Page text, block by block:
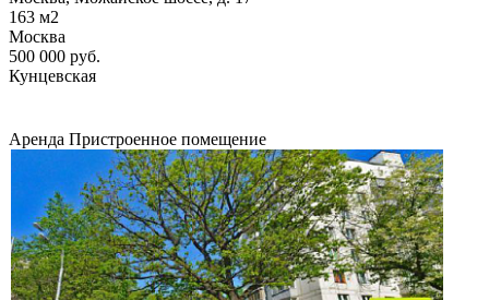
163 м2
Москва
500 000 руб.
Кунцевская
Аренда Пристроенное помещение